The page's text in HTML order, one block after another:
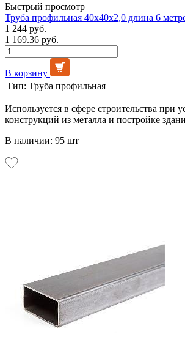
Быстрый просмотр
Труба профильная 40х40х2,0 длина 6
1 244 руб.
1 169.36 руб.
В корзину
Тип: Труба профильная
Используется в сфере строительства при
конструкций из металла и постройке
В наличии: 95 шт